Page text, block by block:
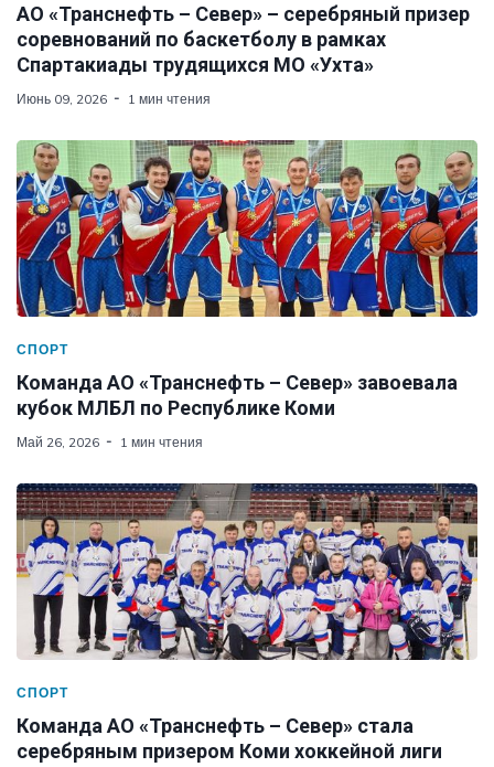
АО «Транснефть – Север» – серебряный призер
соревнований по баскетболу в рамках
Спартакиады трудящихся МО «Ухта»
Июнь 09, 2026 1 мин чтения
СПОРТ
Команда АО «Транснефть – Север» завоевала
кубок МЛБЛ по Республике Коми
Май 26, 2026 1 мин чтения
СПОРТ
Команда АО «Транснефть – Север» стала
серебряным призером Коми хоккейной лиги